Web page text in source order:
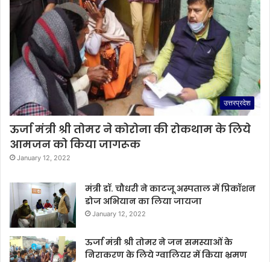
उत्तरप्रदेश
ऊर्जा मंत्री श्री तोमर ने कोरोना की रोकथाम के लिये
आमजन को किया जागरूक
January 12, 2022
मंत्री डॉ. चौधरी ने काटजू अस्पताल में प्रिकॉशन
डोज अभियान का लिया जायजा
January 12, 2022
ऊर्जा मंत्री श्री तोमर ने जन समस्याओं के
निराकरण के लिये ग्वालियर में किया भ्रमण